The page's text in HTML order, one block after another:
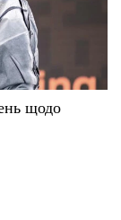
щодо